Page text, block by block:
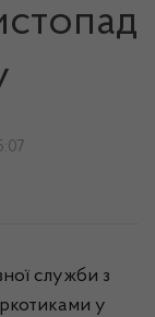
служби з
у